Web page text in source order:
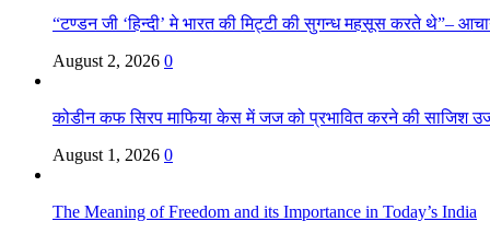
“टण्डन जी ‘हिन्दी’ मे भारत की मिट्टी की सुगन्ध महसूस करते थे”–
August 2, 2026 0
कोडीन कफ सिरप माफिया केस में जज को प्रभावित करने की साजिश
August 1, 2026 0
The Meaning of Freedom and its Importance in Today’s India